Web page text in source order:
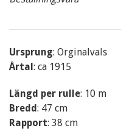
Ursprung: Orginalvals
Årtal: ca 1915
Längd per rulle: 10 m
Bredd: 47 cm
Rapport: 38 cm